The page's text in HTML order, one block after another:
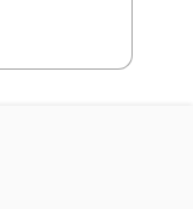
nie zu